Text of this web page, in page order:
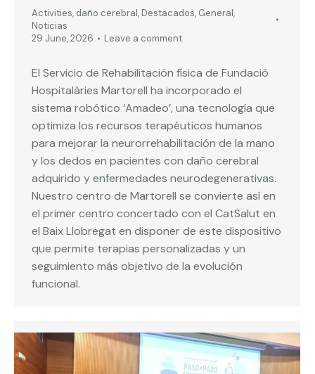
Activities, daño cerebral, Destacados, General,
Noticias
29 June, 2026
Leave a comment
El Servicio de Rehabilitación física de Fundació
Hospitalàries Martorell ha incorporado el
sistema robótico ‘Amadeo’, una tecnología que
optimiza los recursos terapéuticos humanos
para mejorar la neurorrehabilitación de la mano
y los dedos en pacientes con daño cerebral
adquirido y enfermedades neurodegenerativas.
Nuestro centro de Martorell se convierte así en
el primer centro concertado con el CatSalut en
el Baix Llobregat en disponer de este dispositivo
que permite terapias personalizadas y un
seguimiento más objetivo de la evolución
funcional.